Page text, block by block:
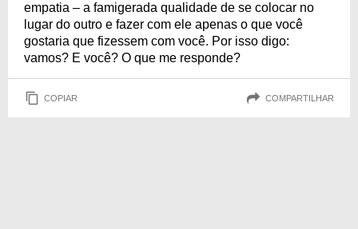
empatia – a famigerada qualidade de se colocar no
lugar do outro e fazer com ele apenas o que você
gostaria que fizessem com você. Por isso digo:
vamos? E você? O que me responde?
COPIAR COMPARTILHAR